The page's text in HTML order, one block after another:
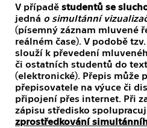
V případě studentů se
jedná o simultánní
(písemný záznam mluvené
reálném čase). V podobě
slouží k převedení
či ostatních studentů do
(elektronické). Přepis může
přepisovatele na výuce či
připojení přes internet. Při
zápisu středisko
zprostředkování